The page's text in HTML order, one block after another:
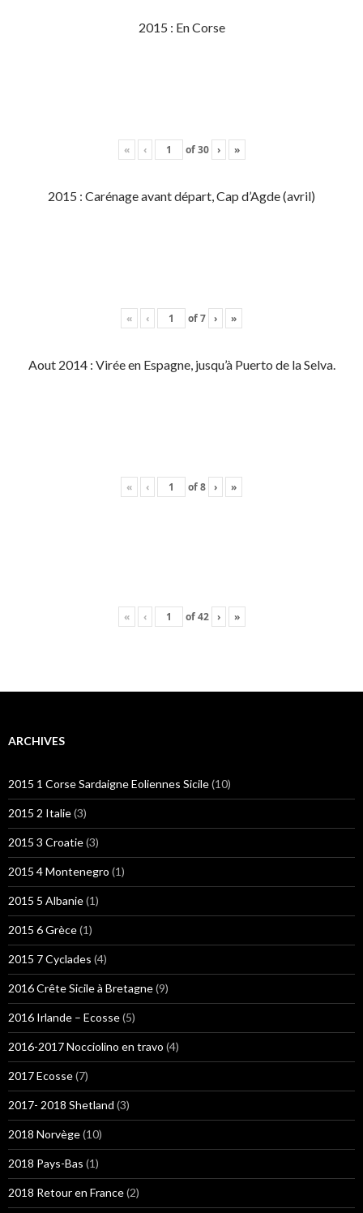
2015 : En Corse
« ‹ of30 › »
2015 : Carénage avant départ, Cap d’Agde (avril)
« ‹ of7 › »
Aout 2014 : Virée en Espagne, jusqu’à Puerto de la Selva.
« ‹ of8 › »
« ‹ of42 › »
ARCHIVES
2015 1 Corse Sardaigne Eoliennes Sicile(10)
2015 2 Italie(3)
2015 3 Croatie(3)
2015 4 Montenegro (1)
2015 5 Albanie(1)
2015 6 Grèce(1)
2015 7 Cyclades (4)
2016 Crête Sicile à Bretagne(9)
2016 Irlande – Ecosse(5)
2016-2017 Nocciolino en travo (4)
2017 Ecosse(7)
2017- 2018 Shetland (3)
2018 Norvège(10)
2018 Pays-Bas (1)
2018 Retour en France(2)